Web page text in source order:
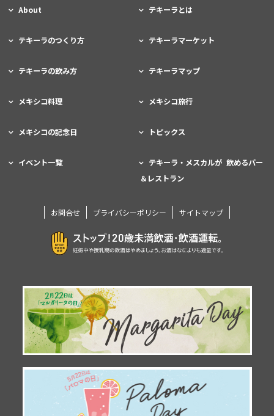
About テキーラとは
テキーラのつくり方 テキーラマーケット
テキーラの飲み方 テキーラマップ
メキシコ料理 メキシコ旅行
メキシコの記念日 トピックス
イベント一覧
テキーラ・メスカルが 飲めるバー
＆レストラン
お問合せ プライバシーポリシー サイトマップ